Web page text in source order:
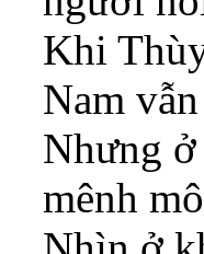
Khi
Nam
Nhưng
mênh